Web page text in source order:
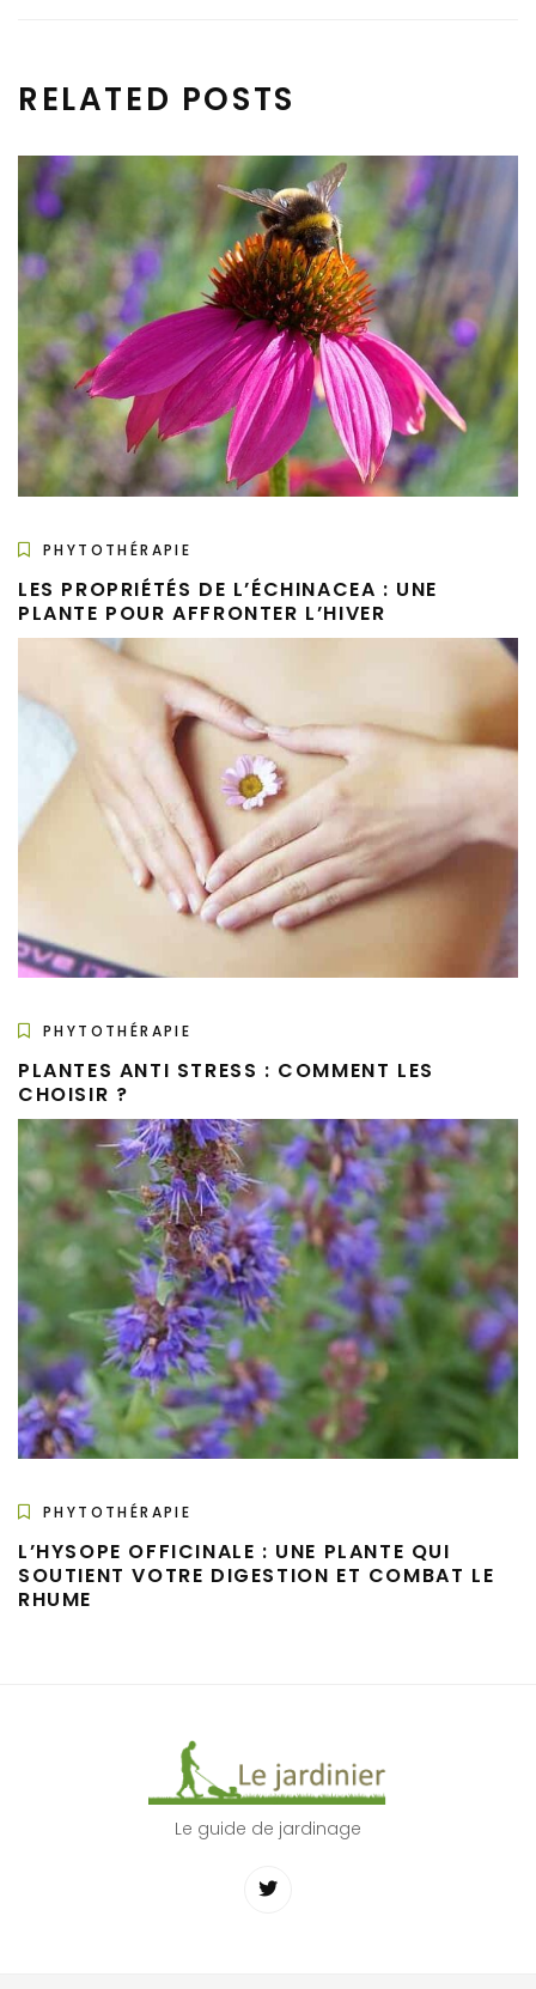
RELATED POSTS
PHYTOTHÉRAPIE
LES PROPRIÉTÉS DE L’ÉCHINACEA : UNE
PLANTE POUR AFFRONTER L’HIVER
PHYTOTHÉRAPIE
PLANTES ANTI STRESS : COMMENT LES
CHOISIR ?
PHYTOTHÉRAPIE
L’HYSOPE OFFICINALE : UNE PLANTE QUI
SOUTIENT VOTRE DIGESTION ET COMBAT LE
RHUME
Le guide de jardinage